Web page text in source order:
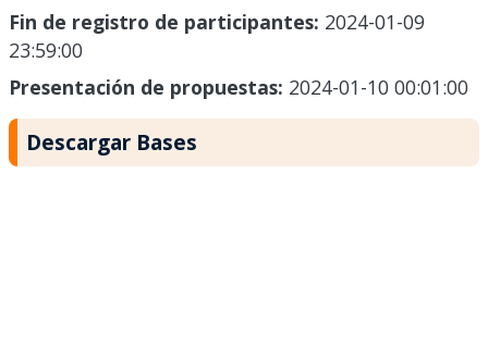
Fin de registro de participantes: 2024-01-09
23:59:00
Presentación de propuestas: 2024-01-10 00:01:00
Descargar Bases